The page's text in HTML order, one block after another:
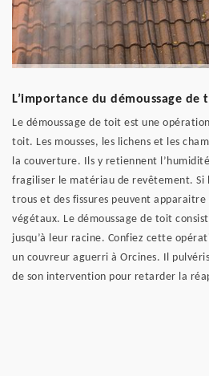
L’importance du démoussage de
Le démoussage de toit est une
toit. Les mousses, les lichens et les
la couverture. Ils y retiennent
fragiliser le matériau de revêtement. Si
trous et des fissures peuvent apparaitre
végétaux. Le démoussage de toit
jusqu’à leur racine. Confiez cette
un couvreur aguerri à Orcines. Il
de son intervention pour retarder la